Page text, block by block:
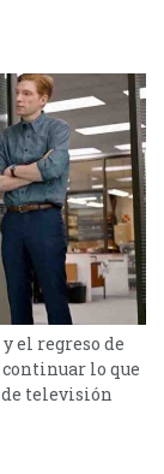
el regreso de
continuar lo que
de televisión
Creada como
británica del